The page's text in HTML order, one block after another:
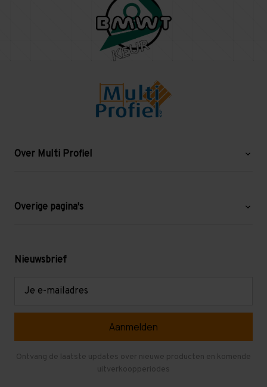
Over Multi Profiel
Blog
Levering en afhalen
Overige pagina's
Mezzanine
Gebruikte entresolvloeren
Nieuwsbrief
Ontvang de laatste updates over nieuwe producten en komende
uitverkoopperiodes